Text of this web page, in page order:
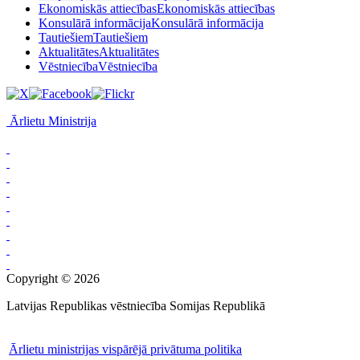
Ekonomiskās attiecībasEkonomiskās attiecības
Konsulārā informācijaKonsulārā informācija
TautiešiemTautiešiem
AktualitātesAktualitātes
VēstniecībaVēstniecība
Ārlietu Ministrija
Copyright © 2026
Latvijas Republikas vēstniecība Somijas Republikā
Ārlietu ministrijas vispārējā privātuma politika